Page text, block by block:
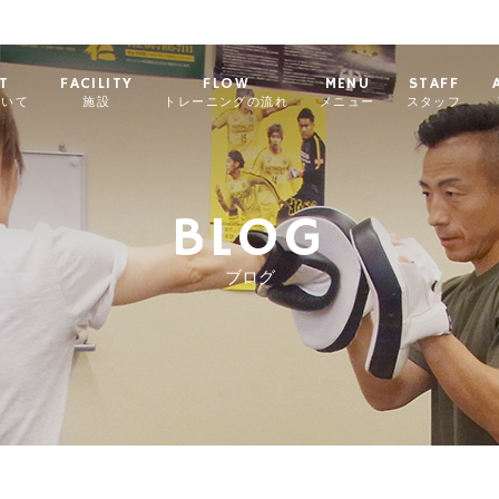
て
FACILITY
施設
FLOW
トレーニングの流れ
MENU
メニュー
STAFF
スタッフ
BLOG
ブログ